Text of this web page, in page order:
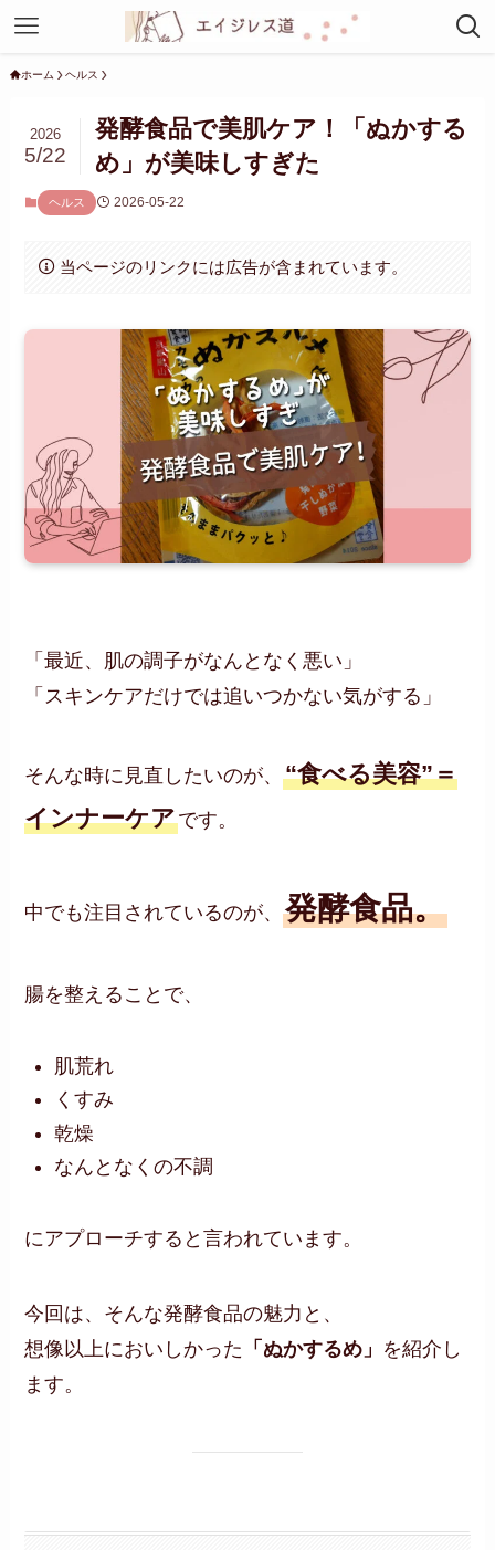
ホーム ヘルス
発酵食品で美肌ケア！「ぬかする
め」が美味しすぎた
2026
5/22
ヘルス 2026-05-22
当ページのリンクには広告が含まれています。
「最近、肌の調子がなんとなく悪い」
「スキンケアだけでは追いつかない気がする」
そんな時に見直したいのが、“食べる美容”＝
インナーケアです。
中でも注目されているのが、発酵食品。
腸を整えることで、
肌荒れ
くすみ
乾燥
なんとなくの不調
にアプローチすると言われています。
今回は、そんな発酵食品の魅力と、
想像以上においしかった 「ぬかするめ」 を紹介し
ます。